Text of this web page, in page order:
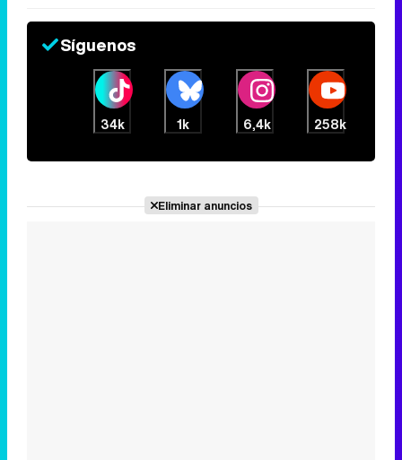
Síguenos
34k 1k 6,4k 258k
Eliminar anuncios